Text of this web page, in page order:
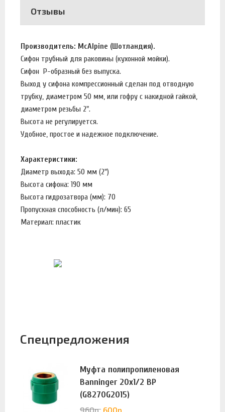
Отзывы
Производитель: McAlpine (Шотландия).
Сифон трубный для раковины (кухонной мойки).
Сифон Р-образный без выпуска.
Выход у сифона компрессионный сделан под отводную
трубку, диаметром 50 мм, или гофру с накидной гайкой,
диаметром резьбы 2".
Высота не регулируется.
Удобное, простое и надежное подключение.
Характеристики:
Диаметр выхода: 50 мм (2")
Высота сифона: 190 мм
Высота гидрозатвора (мм): 70
Пропускная способность (л/мин): 65
Материал: пластик
Спецпредложения
Муфта полипропиленовая
Banninger 20х1/2 ВР
(G8270G2015)
960р. 600р.